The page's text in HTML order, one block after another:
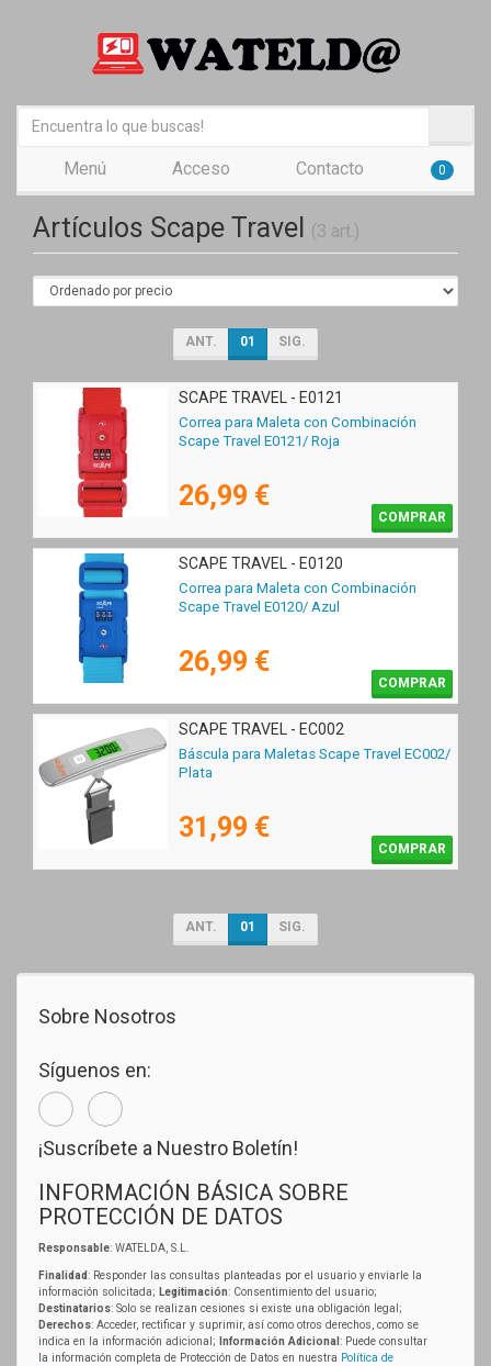
Menú Acceso Contacto 0
Artículos Scape Travel (3 art.)
ANT. 01 SIG.
SCAPE TRAVEL - E0121
Correa para Maleta con Combinación
Scape Travel E0121/ Roja
26,99 €
COMPRAR
SCAPE TRAVEL - E0120
Correa para Maleta con Combinación
Scape Travel E0120/ Azul
26,99 €
COMPRAR
SCAPE TRAVEL - EC002
Báscula para Maletas Scape Travel EC002/
Plata
31,99 €
COMPRAR
ANT. 01 SIG.
Sobre Nosotros
Síguenos en:
¡Suscríbete a Nuestro Boletín!
INFORMACIÓN BÁSICA SOBRE
PROTECCIÓN DE DATOS
Responsable: WATELDA, S.L.
Finalidad: Responder las consultas planteadas por el usuario y enviarle la
información solicitada; Legitimación: Consentimiento del usuario;
Destinatarios: Solo se realizan cesiones si existe una obligación legal;
Derechos: Acceder, rectificar y suprimir, así como otros derechos, como se
indica en la información adicional;
Información Adicional : Puede consultar
la información completa de Protección de Datos en nuestra Política de